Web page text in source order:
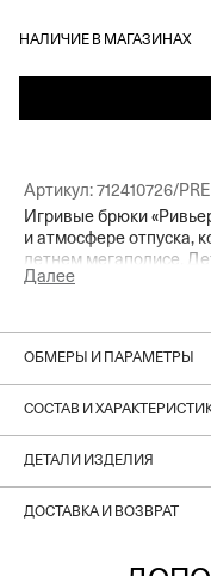
НАЛИЧИЕ В МАГАЗИНАХ
Артикул: 712410726/
Игривые брюки
и атмосфере
летнем мегаполисе.
игривости, — красно-
укороченным топом из
Далее
ОБМЕРЫ И ПАРАМЕТРЫ
СОСТАВ И
ДЕТАЛИ ИЗДЕЛИЯ
ДОСТАВКА И ВОЗВРАТ